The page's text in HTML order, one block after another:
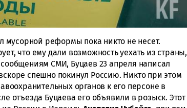
мусорной реформы пока никто не несет.
что ему дали возможность уехать из страны,
СМИ, Буцаев 23 апреля написал
спешно покинул Россию. Никто при этом
органов к его персоне в
отъезда Буцаева его объявили в розыск. Этот